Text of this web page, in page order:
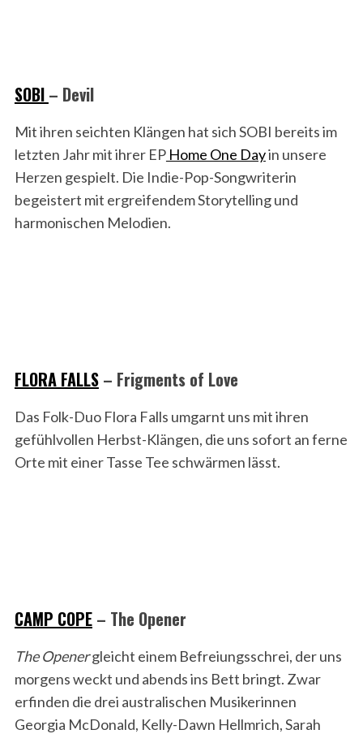
SOBI – Devil
Mit ihren seichten Klängen hat sich SOBI bereits im
letzten Jahr mit ihrer EPHome One Dayin unsere
Herzen gespielt. Die Indie-Pop-Songwriterin
begeistert mit ergreifendem Storytelling und
harmonischen Melodien.
FLORA FALLS– Frigments of Love
Das Folk-Duo Flora Falls umgarnt uns mit ihren
gefühlvollen Herbst-Klängen, die uns sofort an ferne
Orte mit einer Tasse Tee schwärmen lässt.
CAMP COPE– The Opener
The Openergleicht einem Befreiungsschrei, der uns
morgens weckt und abends ins Bett bringt. Zwar
erfinden die drei australischen Musikerinnen
Georgia McDonald, Kelly-Dawn Hellmrich, Sarah